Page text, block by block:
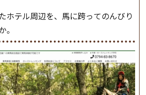
ホテル周辺を、馬に跨ってのんびり